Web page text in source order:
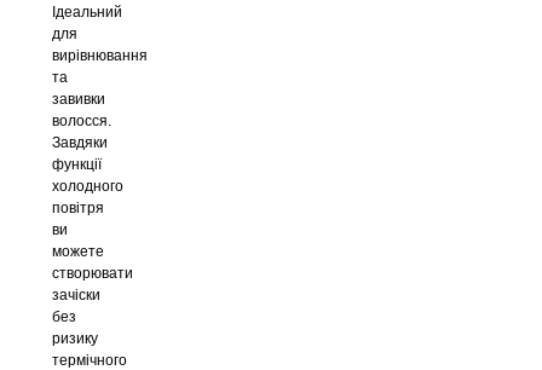
Ідеальний
для
вирівнювання
та
завивки
волосся.
Завдяки
функції
холодного
повітря
ви
можете
створювати
зачіски
без
ризику
термічного